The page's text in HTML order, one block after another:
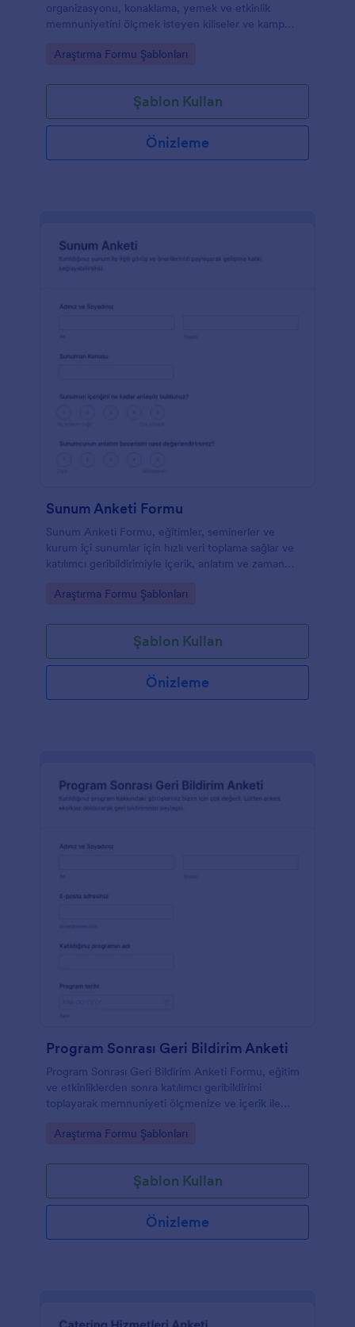
organizasyonu, konaklama, yemek ve etkinlik
memnuniyetini ölçmek isteyen kiliseler ve kamp
noktada toplar.
Go to Category:
Araştırma Formu Şablonları
Şablon Kullan
Önizleme
Sunum Anketi Formu
Sunum Anketi Formu, eğitimler, seminerler ve
kurum içi sunumlar için hızlı veri toplama sağlar ve
katılımcı geribildirimiyle içerik, anlatım ve zaman
Go to Category:
Araştırma Formu Şablonları
Şablon Kullan
Önizleme
Program Sonrası Geri Bildirim Anketi
Program Sonrası Geri Bildirim Anketi Formu, eğitim
ve etkinliklerden sonra katılımcı geribildirimi
toplayarak memnuniyeti ölçmenize ve içerik ile
Go to Category:
Araştırma Formu Şablonları
Şablon Kullan
Önizleme